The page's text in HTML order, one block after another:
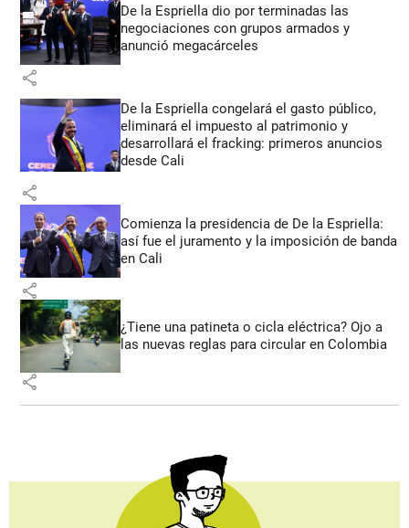
De la Espriella dio por terminadas las
negociaciones con grupos armados y
anunció megacárceles
share
De la Espriella congelará el gasto público,
eliminará el impuesto al patrimonio y
desarrollará el fracking: primeros anuncios
desde Cali
share
Comienza la presidencia de De la Espriella:
así fue el juramento y la imposición de banda
en Cali
share
¿Tiene una patineta o cicla eléctrica? Ojo a
las nuevas reglas para circular en Colombia
share